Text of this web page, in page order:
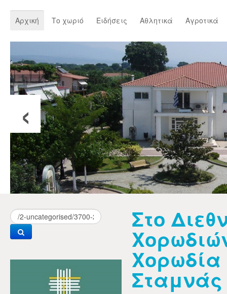
Αρχική Το χωριό Ειδήσεις Αθλητικά Αγροτικά
‹
Στο
Σταμνάς